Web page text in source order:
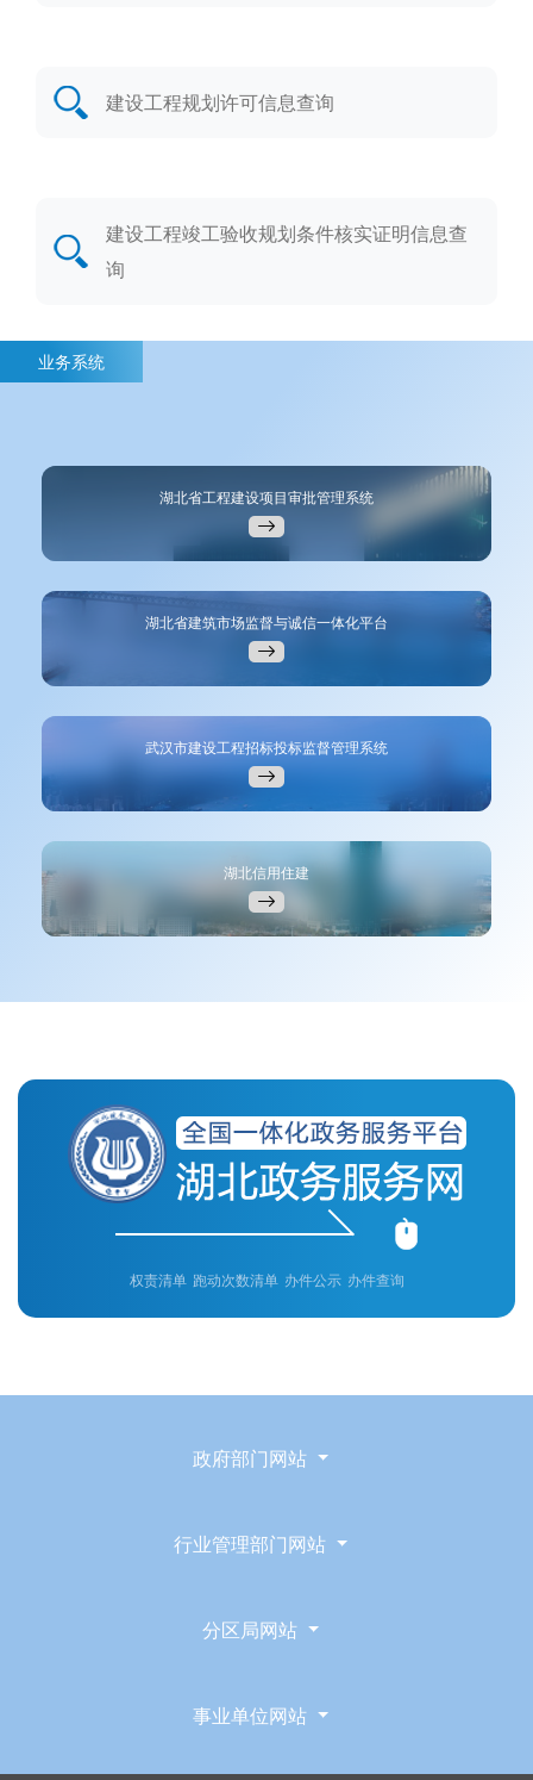
建设工程规划许可信息查询
建设工程竣工验收规划条件核实证明信息查
询
业务系统
湖北省工程建设项目审批管理系统
湖北省建筑市场监督与诚信一体化平台
武汉市建设工程招标投标监督管理系统
湖北信用住建
权责清单 跑动次数清单 办件公示 办件查询
政府部门网站
行业管理部门网站
分区局网站
事业单位网站